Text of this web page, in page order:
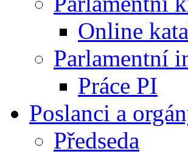
Online
Parlamentní
Práce PI
Poslanci a
Předseda